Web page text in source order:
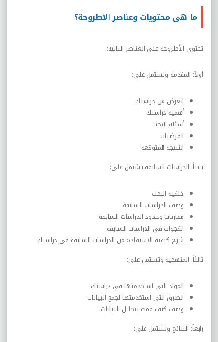
ما هى محتويات وعناصر الأطروحة؟
تحتوي الأطروحة على العناصر التالية:
أولاً: المقدمة وتشتمل على:
الغرض من دراستك
أهمية دراستك
أسئلة البحث
الفرضيات
النتيجة المتوقعة
ثانياً: الدراسات السابقة تشتمل على:
خلفية البحث
وصف الدراسات السابقة
مقارنات وحدود الدراسات السابقة
الفجوات في الدراسات السابقة
شرح كيفية الاستفادة من الدراسات السابقة في دراستك
ثالثاً: المنهجية وتشتمل على:
المواد التي استخدمتها في دراستك
الطرق التي استخدمتها لجمع البيانات
وصف كيف قمت بتحليل البيانات.
رابعاً: النتائج وتشتمل على: